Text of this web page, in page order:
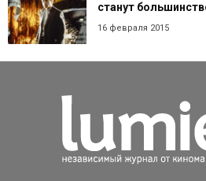
станут
16 февраля 2015